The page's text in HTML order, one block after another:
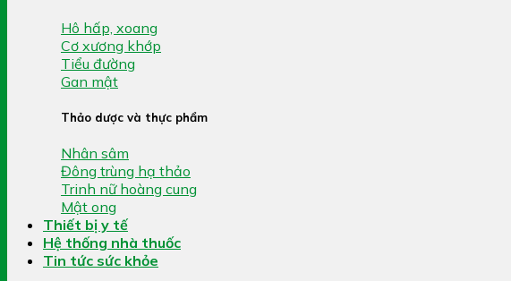
Hô hấp, xoang
Cơ xương khớp
Tiểu đường
Gan mật
Thảo dược và thực phẩm
Nhân sâm
Đông trùng hạ thảo
Trinh nữ hoàng cung
Mật ong
Thiết bị y tế
Hệ thống nhà thuốc
Tin tức sức khỏe